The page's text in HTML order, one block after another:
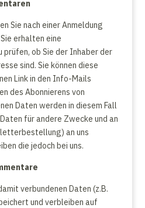
Sie nach einer Anmeldung
erhalten eine
ob Sie der Inhaber der
sind. Sie können diese
Link in den Info-Mails
des Abonnierens von
Daten werden in diesem Fall
für andere Zwecke und an
an uns
die jedoch bei uns.
verbundenen Daten (z.B.
und verbleiben auf